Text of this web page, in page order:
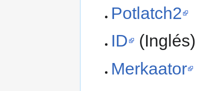
Potlatch2
ID
(Inglés)
Merkaator